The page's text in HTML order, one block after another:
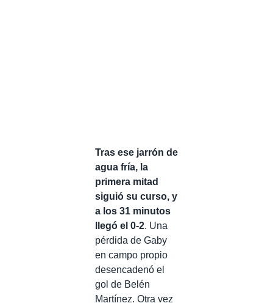
Tras ese jarrón de
agua fría, la
primera mitad
siguió su curso, y
a los 31 minutos
llegó el 0-2. Una
pérdida de Gaby
en campo propio
desencadenó el
gol de Belén
Martínez. Otra vez